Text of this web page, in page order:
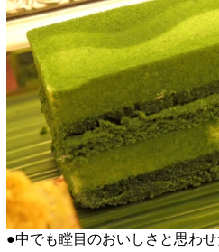
●中でも瞠目のおいしさと思わ